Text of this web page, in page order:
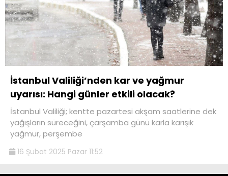
İstanbul Valiliği’nden kar ve yağmur
uyarısı: Hangi günler etkili olacak?
İstanbul Valiliği; kentte pazartesi akşam saatlerine dek
yağışların süreceğini, çarşamba günü karla karışık
yağmur, perşembe
16 Şubat 2025 Pazar 11:52